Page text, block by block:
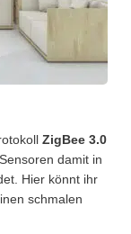
ZigBee 3.0
damit in
Hier könnt ihr
schmalen